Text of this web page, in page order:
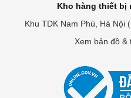
Kho hàng thiết bị
Khu TDK Nam Phù, Hà
Xem bản đồ &